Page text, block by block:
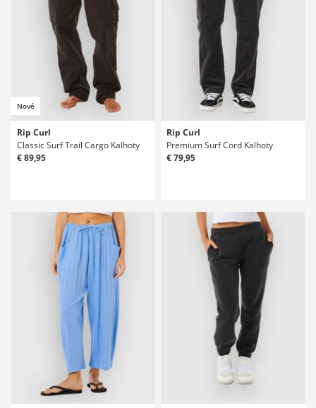
Nové
Rip Curl
Classic Surf Trail Cargo Kalhoty
€ 89,95
Rip Curl
Premium Surf Cord Kalhoty
€ 79,95